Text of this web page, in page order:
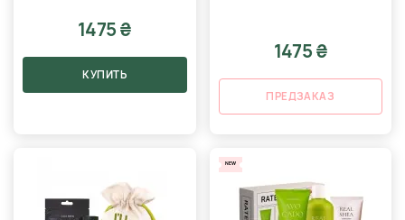
1475 ₴
КУПИТЬ
1475 ₴
ПРЕДЗАКАЗ
NEW